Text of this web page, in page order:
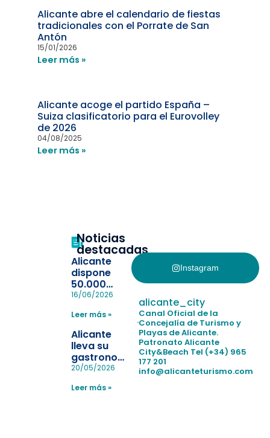
Alicante abre el calendario de fiestas
tradicionales con el Porrate de San
Antón
15/01/2026
Leer más »
Alicante acoge el partido España –
Suiza clasificatorio para el Eurovolley
de 2026
04/08/2025
Leer más »
Noticias
destacadas
Alicante
dispone
50.000
pulseras
la
pérdida de niños
en las
playas y
realiza con
éxito un
simulacro de socorrismo
16/06/2026
Leer más »
Alicante
lleva su
gastronomía
a Madrid
reforzar el
20/05/2026
Leer más »
Instagram
alicante_city
Canal Oficial de la
Concejalía de Turismo y
Playas de Alicante.
Patronato Alicante
City&Beach Tel (+34) 965
177 201
info@alicanteturismo.com